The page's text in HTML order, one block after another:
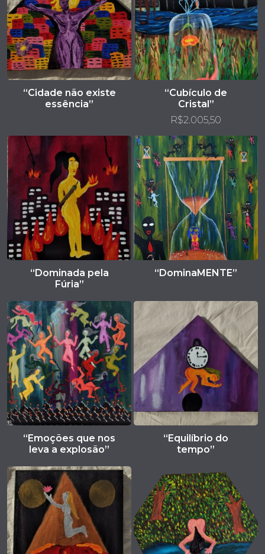
“Cidade não existe
essência”
“Cubículo de
Cristal”
R$2.005,50
“Dominada pela
Fúria”
“DominaMENTE”
“Emoções que nos
leva a explosão”
“Equilíbrio do
tempo”